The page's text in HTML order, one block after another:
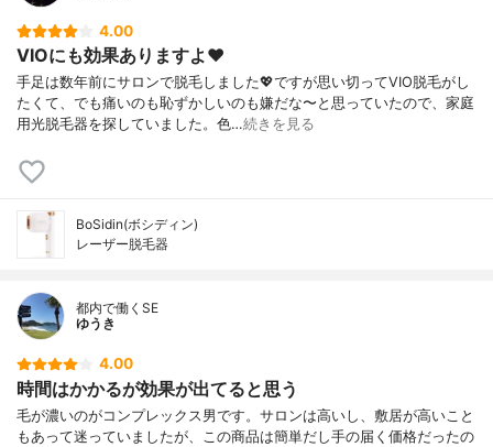
4.00
VIOにも効果ありますよ❤️
手足は数年前にサロンで脱毛しました💖ですが思い切ってVIO脱毛がし
たくて、でも痛いのも恥ずかしいのも嫌だな〜と思っていたので、家庭
用光脱毛器を探していました。色…続きを見る
BoSidin(ボシディン)
レーザー脱毛器
都内で働くSE
ゆうき
4.00
時間はかかるが効果が出てると思う
毛が濃いのがコンプレックス男です。サロンは高いし、敷居が高いこと
もあって迷っていましたが、この商品は簡単だし手の届く価格だったの